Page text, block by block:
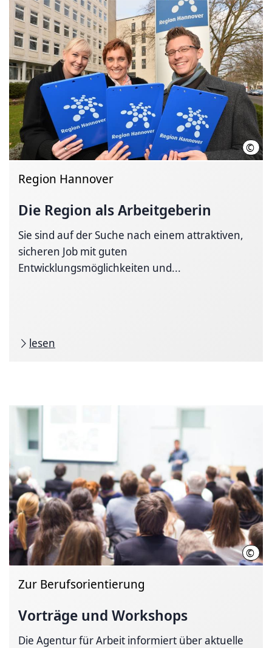
©
Region Hannover
Die Region als Arbeitgeberin
Sie sind auf der Suche nach einem attraktiven,
sicheren Job mit guten
Entwicklungsmöglichkeiten und...
lesen
©
Zur Berufsorientierung
Vorträge und Workshops
Die Agentur für Arbeit informiert über aktuelle